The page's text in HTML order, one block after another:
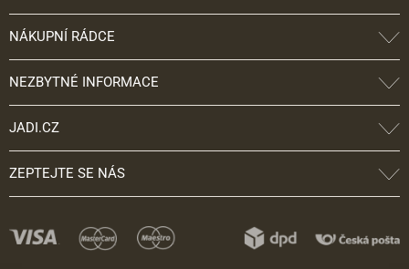
NÁKUPNÍ RÁDCE
NEZBYTNÉ INFORMACE
JADI.CZ
ZEPTEJTE SE NÁS